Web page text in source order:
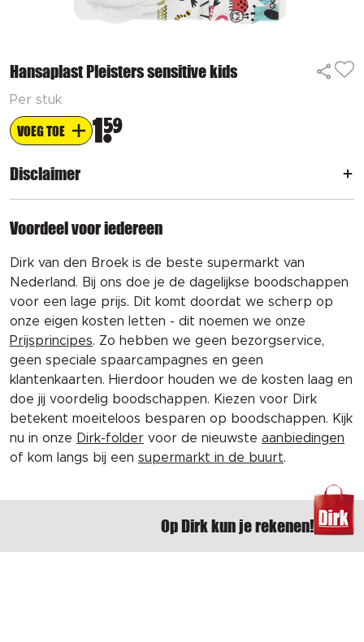
Hansaplast Pleisters sensitive kids
Per stuk
VOEG TOE 1 59
Disclaimer
Voordeel voor iedereen
Dirk van den Broek is de beste supermarkt van
Nederland. Bij ons doe je de dagelijkse boodschappen
voor een lage prijs. Dit komt doordat we scherp op
onze eigen kosten letten - dit noemen we onze
Prijsprincipes. Zo hebben we geen bezorgservice,
geen speciale spaarcampagnes en geen
klantenkaarten. Hierdoor houden we de kosten laag en
doe jij voordelig boodschappen. Kiezen voor Dirk
betekent moeiteloos besparen op boodschappen. Kijk
nu in onze Dirk-folder voor de nieuwste aanbiedingen
of kom langs bij een supermarkt in de buurt.
Op Dirk kun je rekenen!